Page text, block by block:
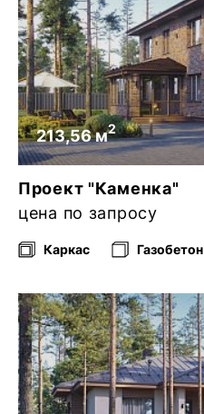
213,56 м2
Проект "Каменка"
цена по запросу
Каркас Газобетон